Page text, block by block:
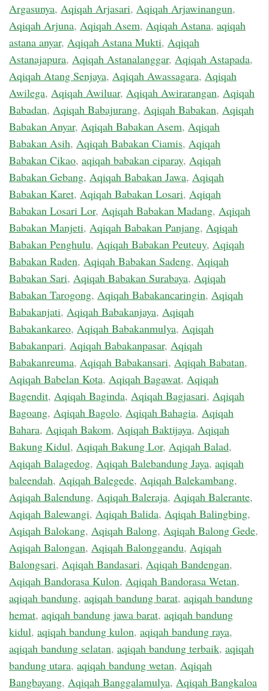
Argasunya, Aqiqah Arjasari, Aqiqah Arjawinangun,
Aqiqah Arjuna, Aqiqah Asem, Aqiqah Astana, aqiqah
astana anyar, Aqiqah Astana Mukti, Aqiqah
Astanajapura, Aqiqah Astanalanggar, Aqiqah Astapada,
Aqiqah Atang Senjaya, Aqiqah Awassagara, Aqiqah
Awilega, Aqiqah Awiluar, Aqiqah Awirarangan, Aqiqah
Babadan, Aqiqah Babajurang, Aqiqah Babakan, Aqiqah
Babakan Anyar, Aqiqah Babakan Asem, Aqiqah
Babakan Asih, Aqiqah Babakan Ciamis, Aqiqah
Babakan Cikao, aqiqah babakan ciparay, Aqiqah
Babakan Gebang, Aqiqah Babakan Jawa, Aqiqah
Babakan Karet, Aqiqah Babakan Losari, Aqiqah
Babakan Losari Lor, Aqiqah Babakan Madang, Aqiqah
Babakan Manjeti, Aqiqah Babakan Panjang, Aqiqah
Babakan Penghulu, Aqiqah Babakan Peuteuy, Aqiqah
Babakan Raden, Aqiqah Babakan Sadeng, Aqiqah
Babakan Sari, Aqiqah Babakan Surabaya, Aqiqah
Babakan Tarogong, Aqiqah Babakancaringin, Aqiqah
Babakanjati, Aqiqah Babakanjaya, Aqiqah
Babakankareo, Aqiqah Babakanmulya, Aqiqah
Babakanpari, Aqiqah Babakanpasar, Aqiqah
Babakanreuma, Aqiqah Babakansari, Aqiqah Babatan,
Aqiqah Babelan Kota, Aqiqah Bagawat, Aqiqah
Bagendit, Aqiqah Baginda, Aqiqah Bagjasari, Aqiqah
Bagoang, Aqiqah Bagolo, Aqiqah Bahagia, Aqiqah
Bahara, Aqiqah Bakom, Aqiqah Baktijaya, Aqiqah
Bakung Kidul, Aqiqah Bakung Lor, Aqiqah Balad,
Aqiqah Balagedog, Aqiqah Balebandung Jaya, aqiqah
baleendah, Aqiqah Balegede, Aqiqah Balekambang,
Aqiqah Balendung, Aqiqah Baleraja, Aqiqah Balerante,
Aqiqah Balewangi, Aqiqah Balida, Aqiqah Balingbing,
Aqiqah Balokang, Aqiqah Balong, Aqiqah Balong Gede,
Aqiqah Balongan, Aqiqah Balonggandu, Aqiqah
Balongsari, Aqiqah Bandasari, Aqiqah Bandengan,
Aqiqah Bandorasa Kulon, Aqiqah Bandorasa Wetan,
aqiqah bandung, aqiqah bandung barat, aqiqah bandung
hemat, aqiqah bandung jawa barat, aqiqah bandung
kidul, aqiqah bandung kulon, aqiqah bandung raya,
aqiqah bandung selatan, aqiqah bandung terbaik, aqiqah
bandung utara, aqiqah bandung wetan, Aqiqah
Bangbayang, Aqiqah Banggalamulya, Aqiqah Bangkaloa